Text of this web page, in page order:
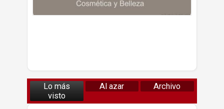
Lo más
visto
Al azar Archivo